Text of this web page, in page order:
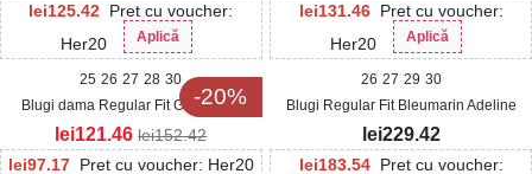
lei125.42 Pret cu voucher:
Her20
Aplică
lei131.46 Pret cu voucher:
Her20
Aplică
-20%
25 26 27 28 30
Blugi dama Regular Fit Gri Kenyla
lei97.17 Pret cu voucher: Her20
lei121.46 lei152.42
26 27 29 30
Blugi Regular Fit Bleumarin Adeline
lei183.54 Pret cu voucher:
lei229.42